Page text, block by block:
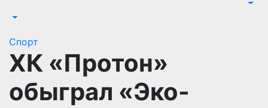
Спорт
ХК «Протон»
обыграл «Эко-